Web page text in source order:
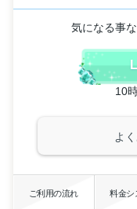
気になる事
10
よ
ご利用の流れ 料金シ